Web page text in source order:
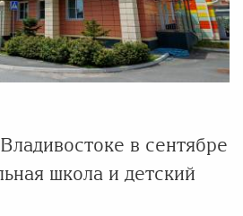
в сентябре
школа и детский